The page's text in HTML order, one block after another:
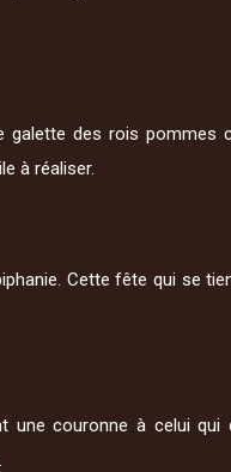
des rois pommes
à réaliser.
Cette fête qui se
couronne à celui